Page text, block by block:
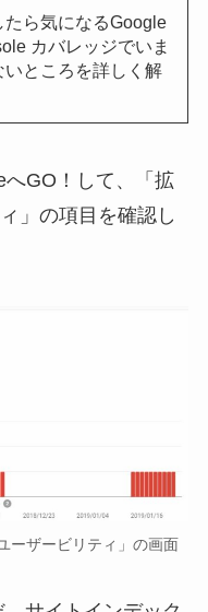
たら気になるGoogle
カバレッジでいま
いところを詳しく解
GO！して、「拡
」の項目を確認し
ーザービリティ」の画面